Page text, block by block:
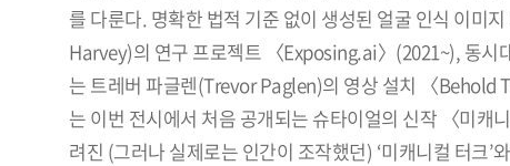
를 다룬다. 명확한 법적 기준 없이 생성된 얼굴 인식 이미
Harvey)의 연구 프로젝트 〈Exposing.ai〉(2021~), 동시
는 트레버 파글렌(Trevor Paglen)의 영상 설치 〈Behold
는 이번 전시에서 처음 공개되는 슈타이얼의 신작 〈미
려진 (그러나 실제로는 인간이 조작했던) ‘미캐니컬 터크